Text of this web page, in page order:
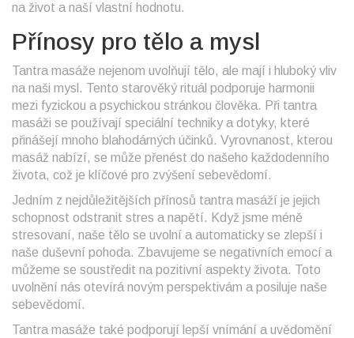
na život a naší vlastní hodnotu.
Přínosy pro tělo a mysl
Tantra masáže nejenom uvolňují tělo, ale mají i hluboký vliv
na naši mysl. Tento starověký rituál podporuje harmonii
mezi fyzickou a psychickou stránkou člověka. Při tantra
masáži se používají speciální techniky a dotyky, které
přinášejí mnoho blahodárných účinků. Vyrovnanost, kterou
masáž nabízí, se může přenést do našeho každodenního
života, což je klíčové pro zvýšení sebevědomí.
Jedním z nejdůležitějších přínosů tantra masáží je jejich
schopnost odstranit stres a napětí. Když jsme méně
stresovaní, naše tělo se uvolní a automaticky se zlepší i
naše duševní pohoda. Zbavujeme se negativních emocí a
můžeme se soustředit na pozitivní aspekty života. Toto
uvolnění nás otevírá novým perspektivám a posiluje naše
sebevědomí.
Tantra masáže také podporují lepší vnímání a uvědomění